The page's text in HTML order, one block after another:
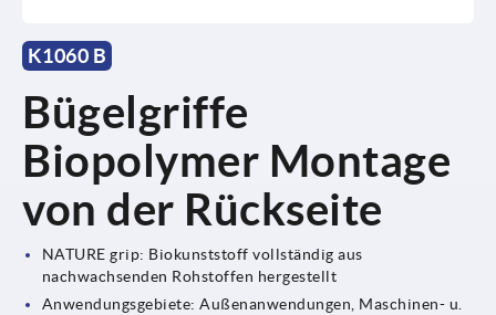
K1060 B
Bügelgriffe
Biopolymer Montage
von der Rückseite
NATURE grip: Biokunststoff vollständig aus
nachwachsenden Rohstoffen hergestellt
Anwendungsgebiete: Außenanwendungen, Maschinen- u.